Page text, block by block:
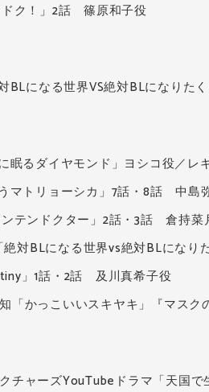
ドク！」2話 篠原和子役
BLになる世界VS絶対BLになりた
眠るダイヤモンド」ヨシコ役／レ
マトリョーシカ」7話・8話 中島
ンテンドクター」2話・3話 倉持菜
絶対BLになる世界vs絶対BLにな
」1話・2話 及川真希子役
「かっこいいスキヤキ」『マスク
チャーズYouTubeドラマ「天国